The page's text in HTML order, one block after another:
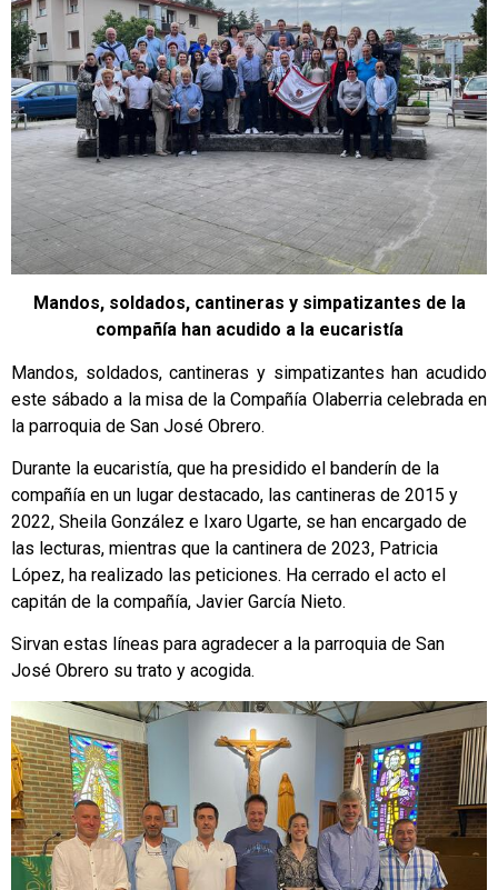
Mandos, soldados, cantineras y simpatizantes de la
compañía han acudido a la eucaristía
Mandos, soldados, cantineras y simpatizantes han acudido
este sábado a la misa de la Compañía Olaberria celebrada en
la parroquia de San José Obrero.
Durante la eucaristía, que ha presidido el banderín de la
compañía en un lugar destacado, las cantineras de 2015 y
2022, Sheila González e Ixaro Ugarte, se han encargado de
las lecturas, mientras que la cantinera de 2023, Patricia
López, ha realizado las peticiones. Ha cerrado el acto el
capitán de la compañía, Javier García Nieto.
Sirvan estas líneas para agradecer a la parroquia de San
José Obrero su trato y acogida.